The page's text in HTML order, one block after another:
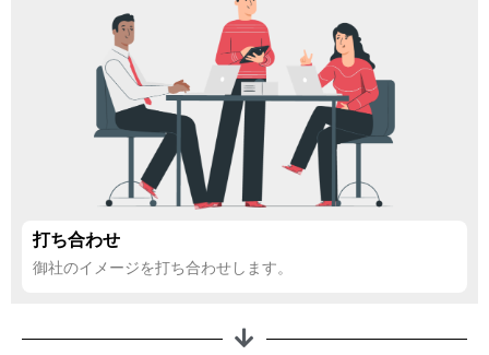
打ち合わせ
御社のイメージを打ち合わせします。